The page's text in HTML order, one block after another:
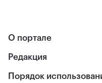
О портале
Редакция
Порядок